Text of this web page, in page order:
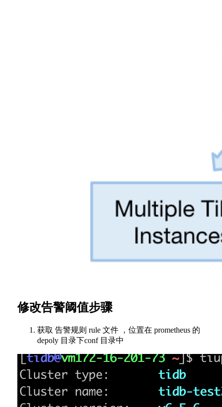
修改告警阈值步骤
获取 告警规则 rule 文件 ，位置在 prometheus 的
depoly 目录下conf 目录中